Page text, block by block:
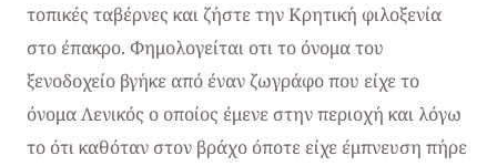
τοπικές ταβέρνες και ζήστε την Κρητική φιλοξενία
στο έπακρο. Φημολογείται οτι το όνομα του
ξενοδοχείο βγήκε από έναν ζωγράφο που είχε το
όνομα Λενικός ο οποίος έμενε στην περιοχή και λόγω
το ότι καθόταν στον βράχο όποτε είχε έμπνευση πήρε